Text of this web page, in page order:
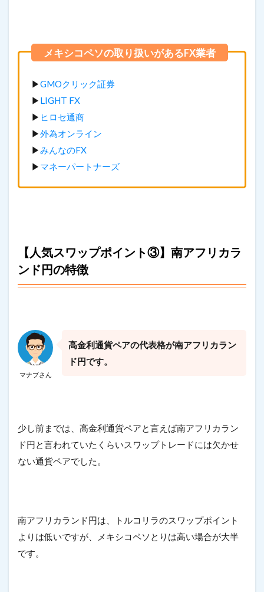
▶GMOクリック証券
▶ LIGHT FX
▶ ヒロセ通商
▶外為オンライン
▶みんなのFX
▶ マネーパートナーズ
【人気スワップポイント③】南アフリカラ
ンド円の特徴
マナブさん
高金利通貨ペアの代表格が南アフリカラン
ド円です。
少し前までは、高金利通貨ペアと言えば南アフリカラン
ド円と言われていたくらいスワップトレードには欠かせ
ない通貨ペアでした。
南アフリカランド円は、トルコリラのスワップポイント
よりは低いですが、メキシコペソとりは高い場合が大半
です。